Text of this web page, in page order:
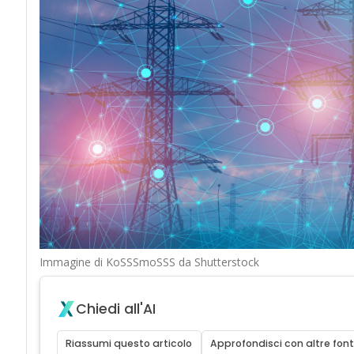
Immagine di KoSSSmoSSS da Shutterstock
Chiedi all'AI
Riassumi questo articolo Approfondisci con altre